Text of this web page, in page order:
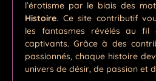
l’érotisme par le biais des
Histoire. Ce site contributif
les fantasmes révélés au fil
captivants. Grâce à des
passionnés, chaque histoire
univers de désir, de passion et